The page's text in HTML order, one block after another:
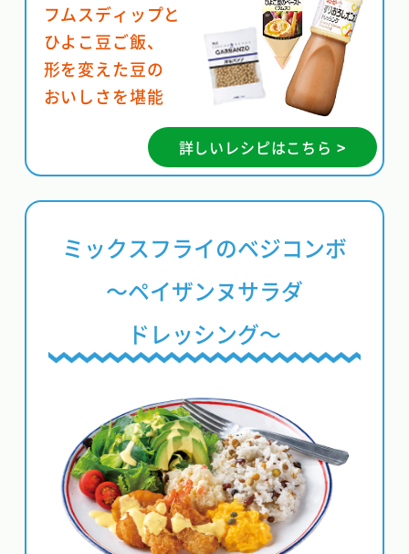
フムスディップと
ひよこ豆ご飯、
形を変えた豆の
おいしさを堪能
詳しいレシピはこちら >
ミックスフライのベジコンボ
〜ペイザンヌサラダ
ドレッシング〜